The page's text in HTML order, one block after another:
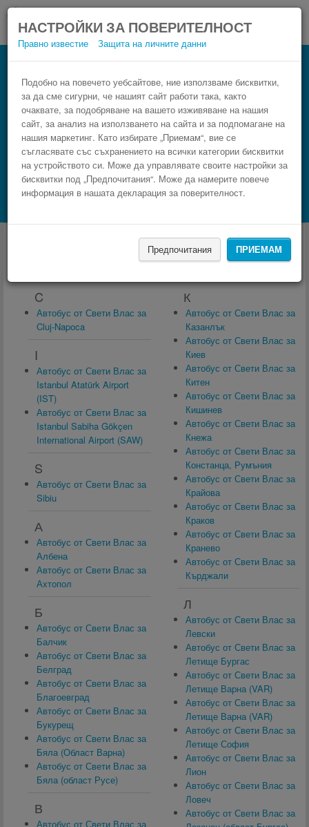
НАСТРОЙКИ ЗА ПОВЕРИТЕЛНОСТ
Правно известие Защита на личните данни
Подобно на повечето уебсайтове, ние използваме бисквитки,
за да сме сигурни, че нашият сайт работи така, както
очаквате, за подобряване на вашето изживяване на нашия
сайт, за анализ на използването на сайта и за подпомагане на
нашия маркетинг. Като избирате „Приемам“, вие се
съгласявате със съхранението на всички категории бисквитки
на устройството си. Може да управлявате своите настройки за
бисквитки под „Предпочитания“. Може да намерите повече
информация в нашата декларация за поверителност.
Предпочитания ПРИЕМАМ
НАМЕРИ
Автобуси от и за Свети Влас
C
Автобус от Свети Влас за
Cluj-Napoca
I
Автобус от Свети Влас за
Istanbul Atatürk Airport
(IST)
Автобус от Свети Влас за
Istanbul Sabiha Gökçen
International Airport (SAW)
S
Автобус от Свети Влас за
Sibiu
А
Автобус от Свети Влас за
Албена
Автобус от Свети Влас за
Ахтопол
Б
Автобус от Свети Влас за
Балчик
Автобус от Свети Влас за
Белград
Автобус от Свети Влас за
Благоевград
Автобус от Свети Влас за
Букурещ
Автобус от Свети Влас за
Бяла (Област Варна)
Автобус от Свети Влас за
Бяла (област Русе)
В
Автобус от Свети Влас за
К
Автобус от Свети Влас за
Казанлък
Автобус от Свети Влас за
Киев
Автобус от Свети Влас за
Китен
Автобус от Свети Влас за
Кишинев
Автобус от Свети Влас за
Кнежа
Автобус от Свети Влас за
Констанца, Румъния
Автобус от Свети Влас за
Крайова
Автобус от Свети Влас за
Краков
Автобус от Свети Влас за
Кранево
Автобус от Свети Влас за
Кърджали
Л
Автобус от Свети Влас за
Левски
Автобус от Свети Влас за
Летище Бургас
Автобус от Свети Влас за
Летище Варна (VAR)
Автобус от Свети Влас за
Летище Варна (VAR)
Автобус от Свети Влас за
Летище София
Автобус от Свети Влас за
Лион
Автобус от Свети Влас за
Ловеч
Автобус от Свети Влас за